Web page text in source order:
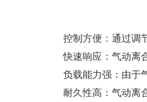
控制方便：通过调节
快速响应：气动离合
负载能力强：由于气
耐久性高：气动离合